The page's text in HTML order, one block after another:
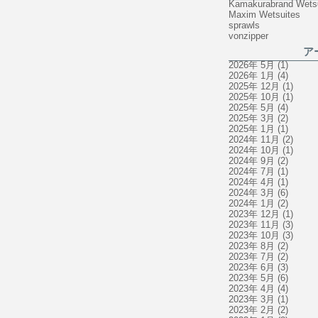
Kamakurabrand
Maxim Wetsuites
sprawls
vonzipper
ア
2026年 5月(1)
2026年 1月 (4)
2025年 12月 (1)
2025年 10月 (1)
2025年 5月 (4)
2025年 3月 (2)
2025年 1月 (1)
2024年 11月 (2)
2024年 10月 (1)
2024年 9月 (2)
2024年 7月 (1)
2024年 4月 (1)
2024年 3月 (6)
2024年 1月 (2)
2023年 12月 (1)
2023年 11月 (3)
2023年 10月 (3)
2023年 8月 (2)
2023年 7月 (2)
2023年 6月 (3)
2023年 5月 (6)
2023年 4月 (4)
2023年 3月 (1)
2023年 2月 (2)